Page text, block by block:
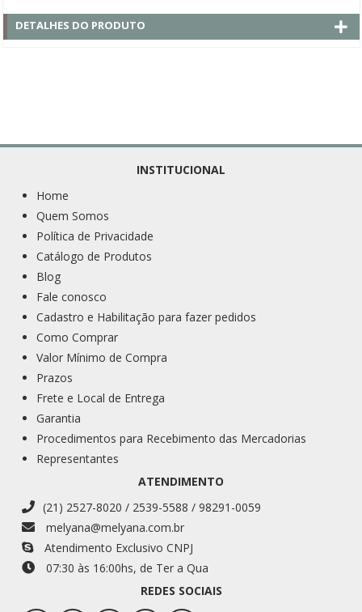
DETALHES DO PRODUTO
INSTITUCIONAL
Home
Quem Somos
Política de Privacidade
Catálogo de Produtos
Blog
Fale conosco
Cadastro e Habilitação para fazer pedidos
Como Comprar
Valor Mínimo de Compra
Prazos
Frete e Local de Entrega
Garantia
Procedimentos para Recebimento das Mercadorias
Representantes
ATENDIMENTO
(21) 2527-8020 / 2539-5588 / 98291-0059
melyana@melyana.com.br
Atendimento Exclusivo CNPJ
07:30 às 16:00hs, de Ter a Qua
REDES SOCIAIS